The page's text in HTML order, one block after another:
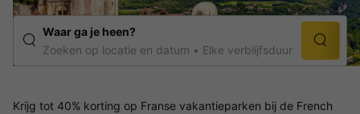
Waar ga je heen?
Zoeken op locatie en datum
Elke verblijfsduur
Krijg tot 40% korting op Franse vakantieparken bij de French